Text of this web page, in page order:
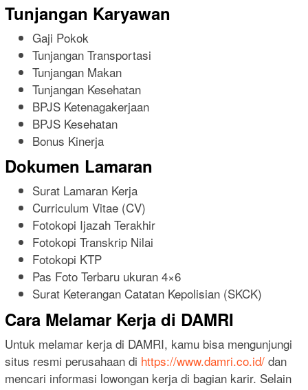
Tunjangan Karyawan
Gaji Pokok
Tunjangan Transportasi
Tunjangan Makan
Tunjangan Kesehatan
BPJS Ketenagakerjaan
BPJS Kesehatan
Bonus Kinerja
Dokumen Lamaran
Surat Lamaran Kerja
Curriculum Vitae (CV)
Fotokopi Ijazah Terakhir
Fotokopi Transkrip Nilai
Fotokopi KTP
Pas Foto Terbaru ukuran 4×6
Surat Keterangan Catatan Kepolisian (SKCK)
Cara Melamar Kerja di DAMRI
Untuk melamar kerja di DAMRI, kamu bisa mengunjungi
situs resmi perusahaan di https://www.damri.co.id/ dan
mencari informasi lowongan kerja di bagian karir. Selain